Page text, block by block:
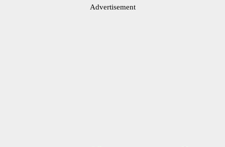
Advertisement